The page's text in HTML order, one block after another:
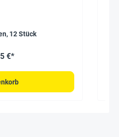
12 Stück
€*